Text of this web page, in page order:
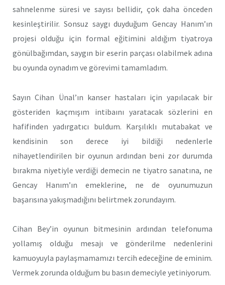
sahnelenme süresi ve sayısı bellidir, çok daha önceden
kesinleştirilir. Sonsuz saygı duyduğum Gencay Hanım’ın
projesi olduğu için formal eğitimini aldığım tiyatroya
gönülbağımdan, saygın bir eserin parçası olabilmek adına
bu oyunda oynadım ve görevimi tamamladım.
Sayın Cihan Ünal’ın kanser hastaları için yapılacak bir
gösteriden kaçmışım intibaını yaratacak sözlerini en
hafifinden yadırgatıcı buldum. Karşılıklı mutabakat ve
kendisinin son derece iyi bildiği nedenlerle
nihayetlendirilen bir oyunun ardından beni zor durumda
bırakma niyetiyle verdiği demecin ne tiyatro sanatına, ne
Gencay Hanım’ın emeklerine, ne de oyunumuzun
başarısına yakışmadığını belirtmek zorundayım.
Cihan Bey’in oyunun bitmesinin ardından telefonuma
yollamış olduğu mesajı ve gönderilme nedenlerini
kamuoyuyla paylaşmamamızı tercih edeceğine de eminim.
Vermek zorunda olduğum bu basın demeciyle yetiniyorum.